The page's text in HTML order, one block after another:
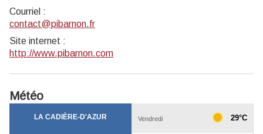
Courriel :
contact@pibarnon.fr
Site internet :
http://www.pibarnon.com
Météo